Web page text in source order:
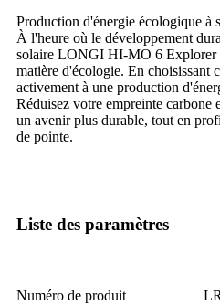
Production d'énergie écologique à
À l'heure où le développement
solaire LONGI HI-MO 6 Explorer
matière d'écologie. En choisissant
activement à une production
Réduisez votre empreinte carbone
un avenir plus durable, tout en
de pointe.
Liste des paramètres
Numéro de produit